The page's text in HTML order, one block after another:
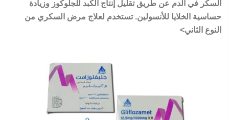
السكر في الدم عن طريق تقليل إنتاج الكبد للجلوكوز وزيادة
حساسية الخلايا للأنسولين. تستخدم لعلاج مرض السكري من
النوع الثاني>